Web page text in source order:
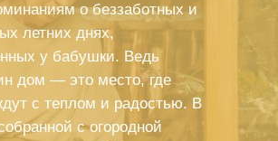
о беззаботных и
летних днях,
у бабушки. Ведь
дом — это место, где
с теплом и радостью. В
с огородной